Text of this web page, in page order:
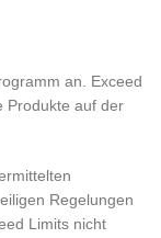
an. Exceed
Produkte auf der
Regelungen
Limits nicht